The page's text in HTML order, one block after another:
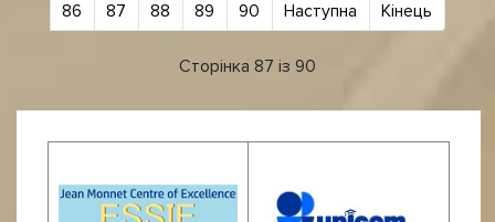
86
87 88 89 90 Наступна Кінець
Сторінка 87 із 90